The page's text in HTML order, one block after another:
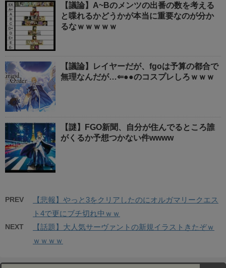
【議論】A~Bのメンツの出番の数を考える
と喋れるかどうかが本当に重要なのが分か
るなｗｗｗｗｗ
【議論】レイヤーだが、fgoは予算の都合で
無理なんだが…⇐●●のコスプレしろｗｗｗ
【謎】FGO新聞、自分が住んでるところ誰
がくるか予想つかない件wwww
PREV
【悲報】やっと3をクリアしたのにオルガマリークエス
ト4で更にブチ切れ中ｗｗ
NEXT
【話題】大人気サーヴァントの新規イラストきたぞｗ
ｗｗｗｗ